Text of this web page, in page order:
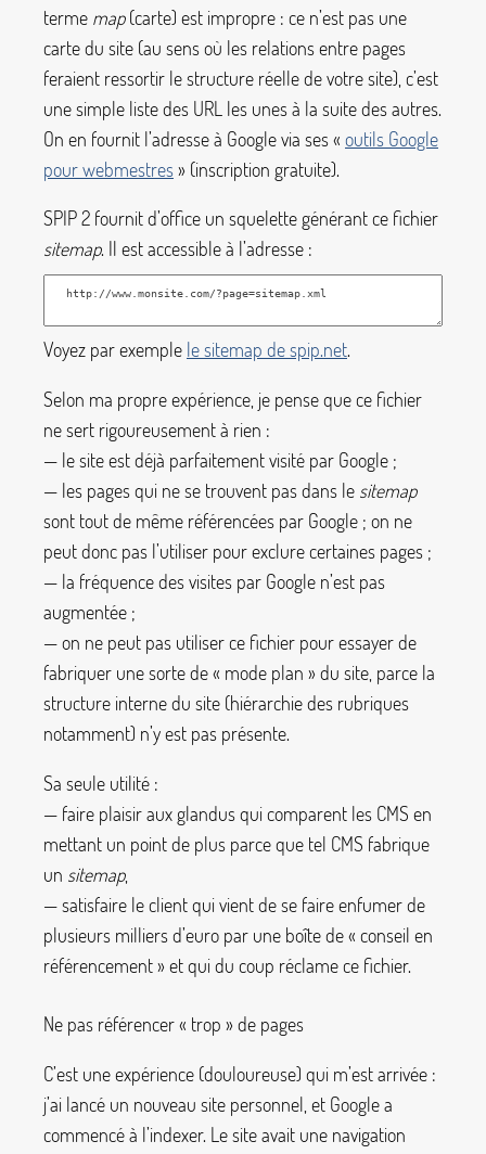
terme map(carte) est impropre : ce n’est pas une
carte du site (au sens où les relations entre pages
feraient ressortir le structure réelle de votre site), c’est
une simple liste des URL les unes à la suite des autres.
On en fournit l’adresse à Google via ses « outils Google
pour webmestres» (inscription gratuite).
SPIP 2 fournit d’office un squelette générant ce fichier
sitemap. Il est accessible à l’adresse :
Voyez par exemple le sitemap de spip.net.
Selon ma propre expérience, je pense que ce fichier
ne sert rigoureusement à rien :
— le site est déjà parfaitement visité par Google ;
— les pages qui ne se trouvent pas dans le sitemap
sont tout de même référencées par Google ; on ne
peut donc pas l’utiliser pour exclure certaines pages ;
— la fréquence des visites par Google n’est pas
augmentée ;
— on ne peut pas utiliser ce fichier pour essayer de
fabriquer une sorte de « mode plan » du site, parce la
structure interne du site (hiérarchie des rubriques
notamment) n’y est pas présente.
Sa seule utilité :
— faire plaisir aux glandus qui comparent les CMS en
mettant un point de plus parce que tel CMS fabrique
un sitemap,
— satisfaire le client qui vient de se faire enfumer de
plusieurs milliers d’euro par une boîte de « conseil en
référencement» et qui du coup réclame ce fichier.
Ne pas référencer « trop » de pages
C’est une expérience (douloureuse) qui m’est arrivée :
j’ai lancé un nouveau site personnel, et Google a
commencé à l’indexer. Le site avait une navigation